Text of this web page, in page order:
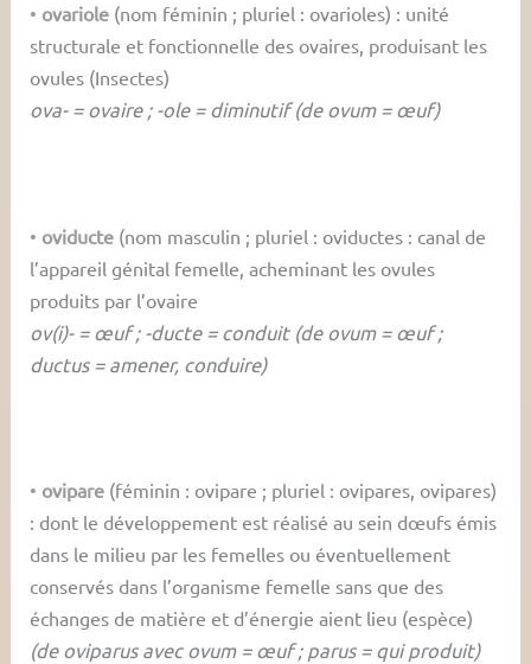
• ovariole (nom féminin ; pluriel : ovarioles) : unité
structurale et fonctionnelle des ovaires, produisant les
ovules (Insectes)
ova- = ovaire ; -ole = diminutif (de ovum = œuf)
• oviducte (nom masculin ; pluriel : oviductes : canal de
l’appareil génital femelle, acheminant les ovules
produits par l’ovaire
ov(i)- = œuf ; -ducte = conduit (de ovum = œuf ;
ductus = amener, conduire)
• ovipare (féminin : ovipare ; pluriel : ovipares, ovipares)
: dont le développement est réalisé au sein dœufs émis
dans le milieu par les femelles ou éventuellement
conservés dans l’organisme femelle sans que des
échanges de matière et d’énergie aient lieu (espèce)
(de oviparus avec ovum = œuf ; parus = qui produit)